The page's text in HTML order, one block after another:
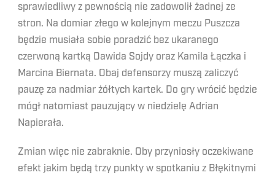
sprawiedliwy z pewnością nie zadowolił żadnej ze
stron. Na domiar złego w kolejnym meczu Puszcza
będzie musiała sobie poradzić bez ukaranego
czerwoną kartką Dawida Sojdy oraz Kamila Łączka i
Marcina Biernata. Obaj defensorzy muszą zaliczyć
pauzę za nadmiar żółtych kartek. Do gry wrócić będzie
mógł natomiast pauzujący w niedzielę Adrian
Napierała.
Zmian więc nie zabraknie. Oby przyniosły oczekiwane
efekt jakim będą trzy punkty w spotkaniu z Błękitnymi